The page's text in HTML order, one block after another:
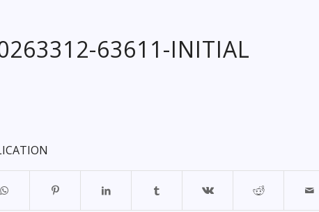
63611-INITIAL